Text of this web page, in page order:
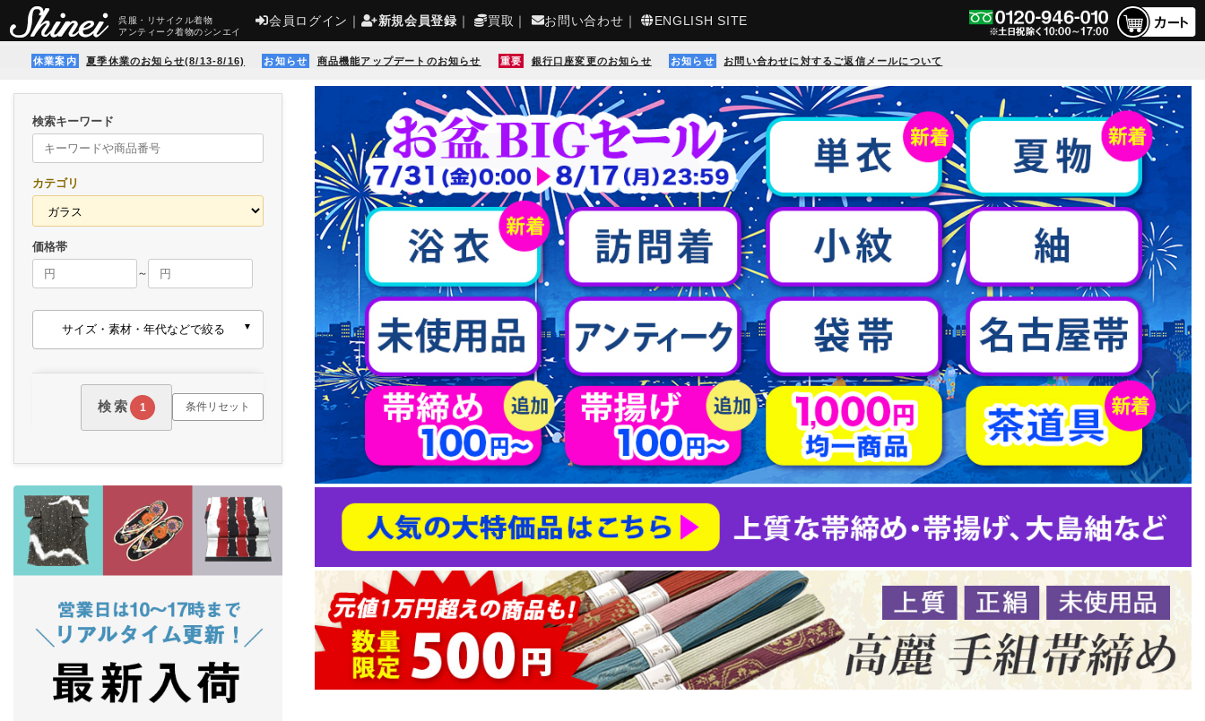
呉服・リサイクル着物
アンティーク着物のシンエイ
会員ログイン ｜ 新規会員登録 ｜ 買取 ｜ お問い合わせ ｜ ENGLISH SITE
休業案内 夏季休業のお知らせ(8/13-8/16) お知らせ 商品機能アップデートのお知らせ 重要 銀行口座変更のお知らせ お知らせ お問い合わせに対するご返信メールについて
検索キーワード
カテゴリ
価格帯
～
サイズ・素材・年代などで絞る
検索 1 条件リセット